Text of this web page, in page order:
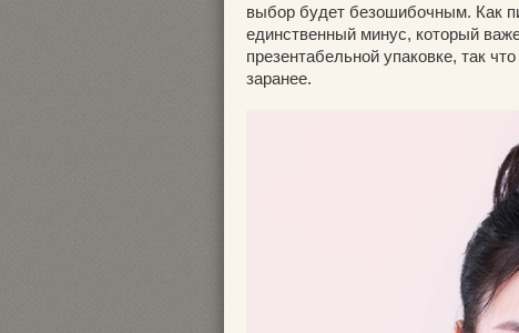
выбор будет безошибочным. Как
единственный минус, который
презентабельной упаковке, так
заранее.